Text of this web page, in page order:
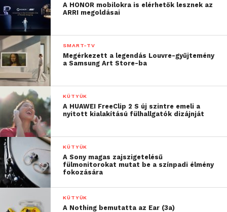
A HONOR mobilokra is elérhetők lesznek az
ARRI megoldásai
SMART-TV
Megérkezett a legendás Louvre-gyűjtemény
a Samsung Art Store-ba
KÜTYÜK
A HUAWEI FreeClip 2 S új szintre emeli a
nyitott kialakítású fülhallgatók dizájnját
KÜTYÜK
A Sony magas zajszigetelésű
fülmonitorokat mutat be a színpadi élmény
fokozására
KÜTYÜK
A Nothing bemutatta az Ear (3a)